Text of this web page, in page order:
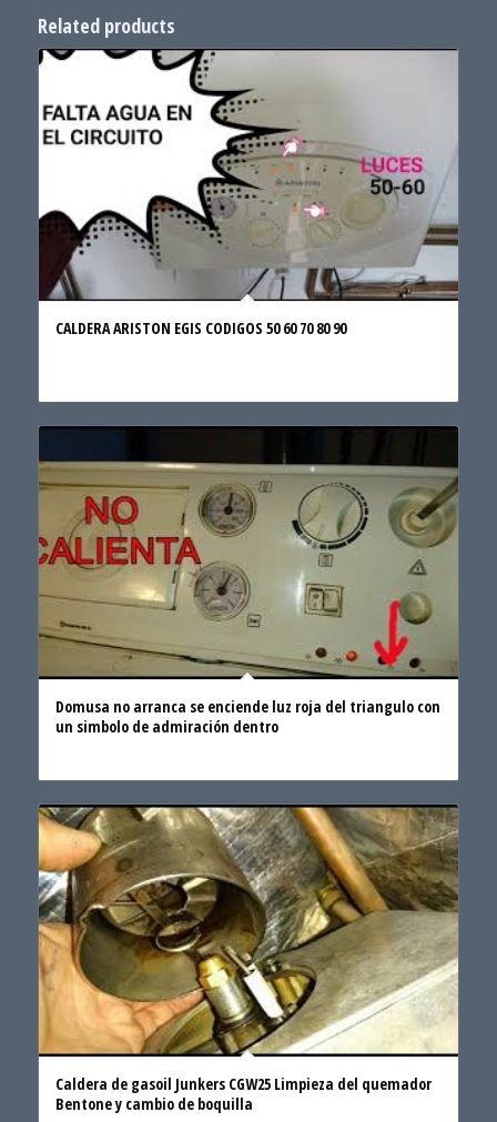
Related products
CALDERA ARISTON EGIS CODIGOS 50 60 70 80 90
Domusa no arranca se enciende luz roja del triangulo con
un simbolo de admiración dentro
Caldera de gasoil Junkers CGW25 Limpieza del quemador
Bentone y cambio de boquilla